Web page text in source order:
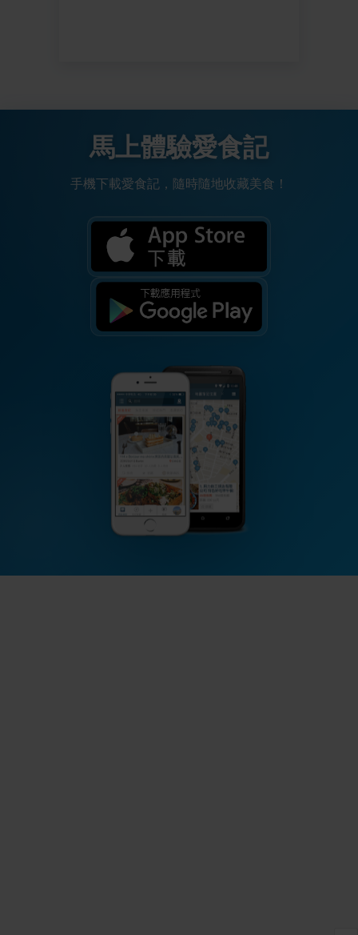
馬上體驗愛食記
手機下載愛食記，隨時隨地收藏美食！